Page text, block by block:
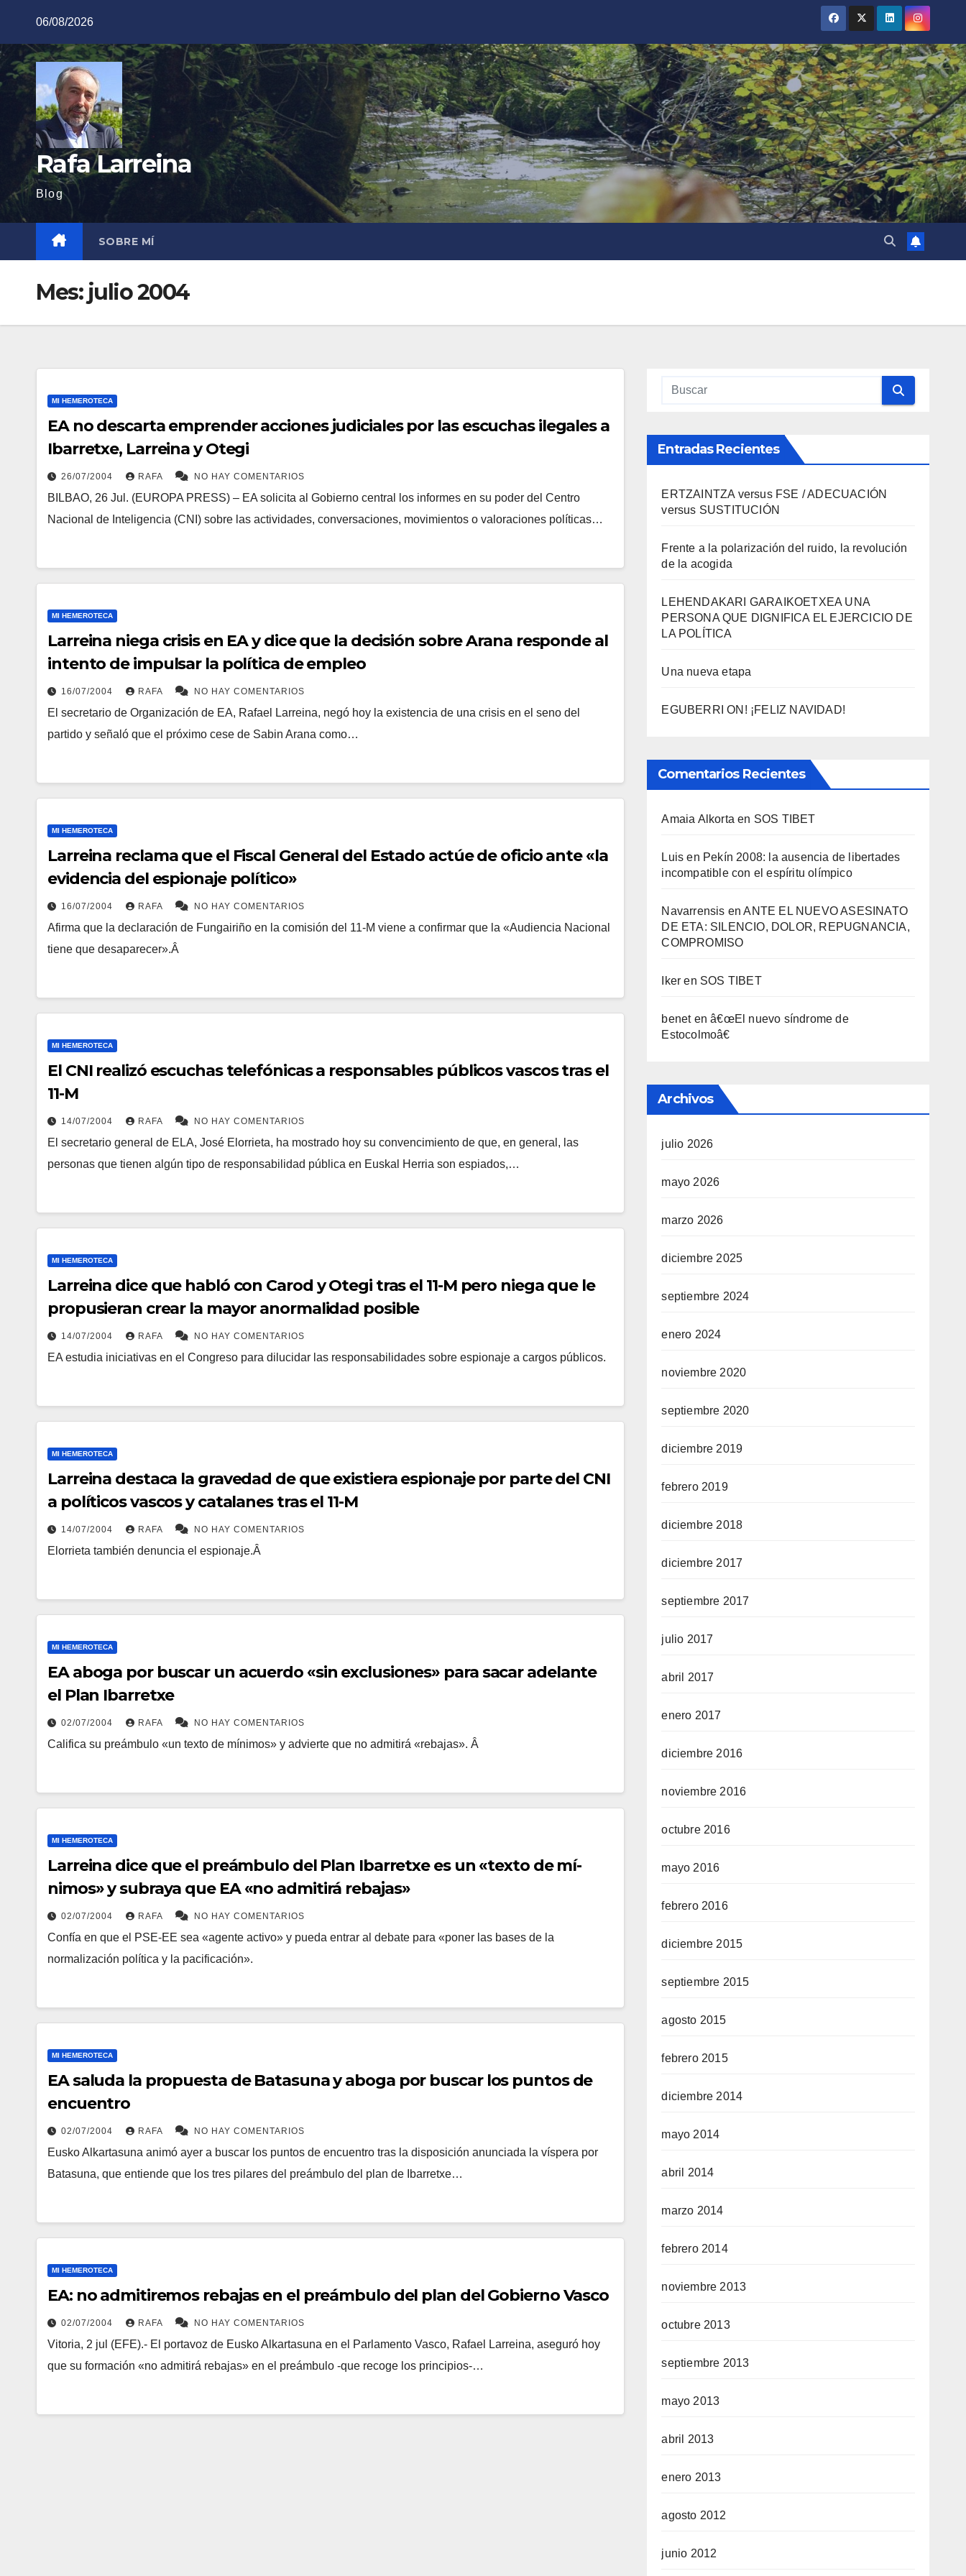
contenido
06/08/2026
Rafa Larreina
Blog
SOBRE MÍ
Mes: julio 2004
MI HEMEROTECA
EA no descarta emprender acciones judiciales por las escuchas ilegales a
Ibarretxe, Larreina y Otegi
26/07/2004 RAFA NO HAY COMENTARIOS
BILBAO, 26 Jul. (EUROPA PRESS) – EA solicita al Gobierno central los informes en su poder del Centro
Nacional de Inteligencia (CNI) sobre las actividades, conversaciones, movimientos o valoraciones polí­ticas…
MI HEMEROTECA
Larreina niega crisis en EA y dice que la decisión sobre Arana responde al
intento de impulsar la polí­tica de empleo
16/07/2004 RAFA NO HAY COMENTARIOS
El secretario de Organización de EA, Rafael Larreina, negó hoy la existencia de una crisis en el seno del
partido y señaló que el próximo cese de Sabin Arana como…
MI HEMEROTECA
Larreina reclama que el Fiscal General del Estado actúe de oficio ante «la
evidencia del espionaje polí­tico»
16/07/2004 RAFA NO HAY COMENTARIOS
Afirma que la declaración de Fungairiño en la comisión del 11-M viene a confirmar que la «Audiencia Nacional
tiene que desaparecer».Â
MI HEMEROTECA
El CNI realizó escuchas telefónicas a responsables públicos vascos tras el
11-M
14/07/2004 RAFA NO HAY COMENTARIOS
El secretario general de ELA, José Elorrieta, ha mostrado hoy su convencimiento de que, en general, las
personas que tienen algún tipo de responsabilidad pública en Euskal Herria son espiados,…
MI HEMEROTECA
Larreina dice que habló con Carod y Otegi tras el 11-M pero niega que le
propusieran crear la mayor anormalidad posible
14/07/2004 RAFA NO HAY COMENTARIOS
EA estudia iniciativas en el Congreso para dilucidar las responsabilidades sobre espionaje a cargos públicos.
MI HEMEROTECA
Larreina destaca la gravedad de que existiera espionaje por parte del CNI
a polí­ticos vascos y catalanes tras el 11-M
14/07/2004 RAFA NO HAY COMENTARIOS
Elorrieta también denuncia el espionaje.Â
MI HEMEROTECA
EA aboga por buscar un acuerdo «sin exclusiones» para sacar adelante
el Plan Ibarretxe
02/07/2004 RAFA NO HAY COMENTARIOS
Califica su preámbulo «un texto de mí­nimos» y advierte que no admitirá «rebajas». Â
MI HEMEROTECA
Larreina dice que el preámbulo del Plan Ibarretxe es un «texto de mí­
nimos» y subraya que EA «no admitirá rebajas»
02/07/2004 RAFA NO HAY COMENTARIOS
Confí­a en que el PSE-EE sea «agente activo» y pueda entrar al debate para «poner las bases de la
normalización polí­tica y la pacificación».
MI HEMEROTECA
EA saluda la propuesta de Batasuna y aboga por buscar los puntos de
encuentro
02/07/2004 RAFA NO HAY COMENTARIOS
Eusko Alkartasuna animó ayer a buscar los puntos de encuentro tras la disposición anunciada la ví­spera por
Batasuna, que entiende que los tres pilares del preámbulo del plan de Ibarretxe…
MI HEMEROTECA
EA: no admitiremos rebajas en el preámbulo del plan del Gobierno Vasco
02/07/2004 RAFA NO HAY COMENTARIOS
Vitoria, 2 jul (EFE).- El portavoz de Eusko Alkartasuna en el Parlamento Vasco, Rafael Larreina, aseguró hoy
que su formación «no admitirá rebajas» en el preámbulo -que recoge los principios-…
Entradas Recientes
ERTZAINTZA versus FSE / ADECUACIÓN
versus SUSTITUCIÓN
Frente a la polarización del ruido, la revolución
de la acogida
LEHENDAKARI GARAIKOETXEA UNA
PERSONA QUE DIGNIFICA EL EJERCICIO DE
LA POLÍTICA
Una nueva etapa
EGUBERRI ON! ¡FELIZ NAVIDAD!
Comentarios Recientes
Amaia Alkorta en SOS TIBET
Luis en Pekí­n 2008: la ausencia de libertades
incompatible con el espí­ritu olí­mpico
Navarrensis enANTE EL NUEVO ASESINATO
DE ETA: SILENCIO, DOLOR, REPUGNANCIA,
COMPROMISO
Iker en SOS TIBET
benetenâ€œEl nuevo sí­ndrome de
Estocolmoâ€
Archivos
julio 2026
mayo 2026
marzo 2026
diciembre 2025
septiembre 2024
enero 2024
noviembre 2020
septiembre 2020
diciembre 2019
febrero 2019
diciembre 2018
diciembre 2017
septiembre 2017
julio 2017
abril 2017
enero 2017
diciembre 2016
noviembre 2016
octubre 2016
mayo 2016
febrero 2016
diciembre 2015
septiembre 2015
agosto 2015
febrero 2015
diciembre 2014
mayo 2014
abril 2014
marzo 2014
febrero 2014
noviembre 2013
octubre 2013
septiembre 2013
mayo 2013
abril 2013
enero 2013
agosto 2012
junio 2012